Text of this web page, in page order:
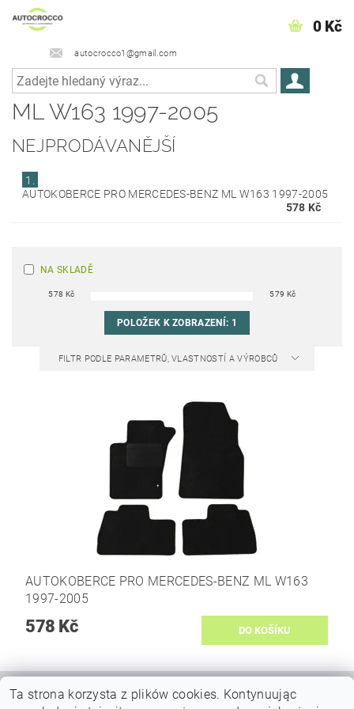
autocrocco1@gmail.com
0 Kč
ML W163 1997-2005
NEJPRODÁVANĚJŠÍ
1.
AUTOKOBERCE PRO MERCEDES-BENZ ML W163 1997-2005
578 Kč
NA SKLADĚ
578 Kč 579 Kč
POLOŽEK K ZOBRAZENÍ: 1
FILTR PODLE PARAMETRŮ, VLASTNOSTÍ A VÝROBCŮ
AUTOKOBERCE PRO MERCEDES-BENZ ML W163
1997-2005
578 Kč
Ta strona korzysta z plików cookies. Kontynuując